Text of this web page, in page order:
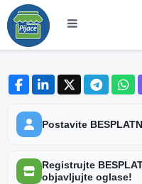
Postavite
Registrujte
objavljujte oglase!